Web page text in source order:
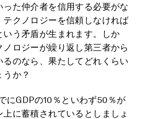
た仲介者を信用する必要がな
テクノロジーを信頼しなければ
いう矛盾が生まれます。しか
ノロジーが繰り返し第三者から
のなら、果たしてどれくらい
か？
にGDPの10％といわず50％が
に蓄積されているとしましょ